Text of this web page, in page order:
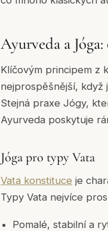
Ayurveda a
Klíčovým principem z
nejprospěšnější, když
Stejná praxe Jógy,
Ayurveda poskytuje
Jóga pro typy Vata
Vata konstituce je
Typy Vata nejvíce
Pomalé, stabilní a